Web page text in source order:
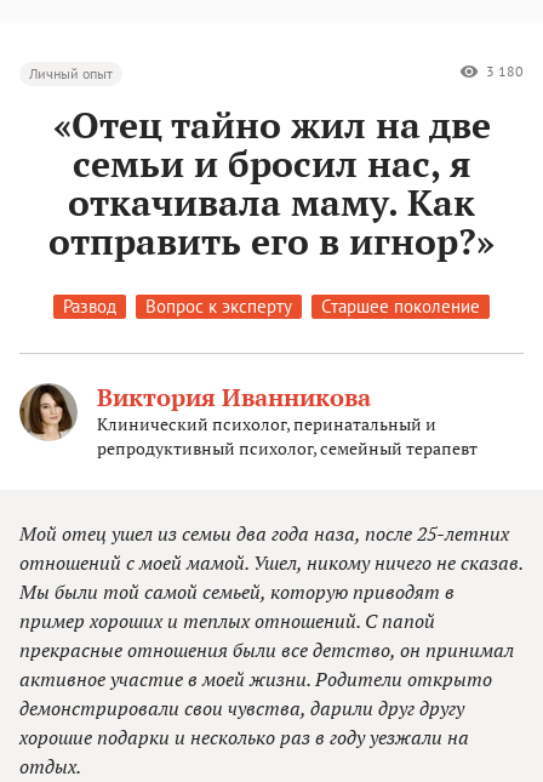
Личный опыт 3 180
«Отец тайно жил на две
семьи и бросил нас, я
откачивала маму. Как
отправить его в игнор?»
Развод Вопрос к эксперту Старшее поколение
Виктория Иванникова
Клинический психолог, перинатальный и
репродуктивный психолог, семейный терапевт
Мой отец ушел из семьи два года наза, после 25-летних
отношений с моей мамой. Ушел, никому ничего не сказав.
Мы были той самой семьей, которую приводят в
пример хороших и теплых отношений. С папой
прекрасные отношения были все детство, он принимал
активное участие в моей жизни. Родители открыто
демонстрировали свои чувства, дарили друг другу
хорошие подарки и несколько раз в году уезжали на
отдых.